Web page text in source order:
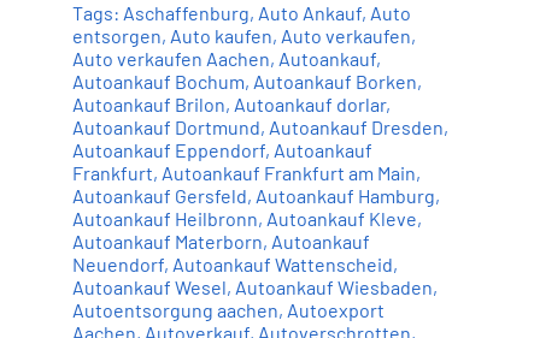
Tags: Aschaffenburg, Auto Ankauf, Auto
entsorgen, Auto kaufen, Auto verkaufen,
Auto verkaufen Aachen, Autoankauf,
Autoankauf Bochum, Autoankauf Borken,
Autoankauf Brilon, Autoankauf dorlar,
Autoankauf Dortmund, Autoankauf Dresden,
Autoankauf Eppendorf, Autoankauf
Frankfurt, Autoankauf Frankfurt am Main,
Autoankauf Gersfeld, Autoankauf Hamburg,
Autoankauf Heilbronn, Autoankauf Kleve,
Autoankauf Materborn, Autoankauf
Neuendorf, Autoankauf Wattenscheid,
Autoankauf Wesel, Autoankauf Wiesbaden,
Autoentsorgung aachen, Autoexport
Aachen, Autoverkauf, Autoverschrotten,